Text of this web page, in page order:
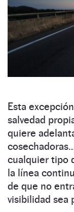
Esta
salvedad
quiere
cualquier tipo
la línea
de que no
visibilidad sea